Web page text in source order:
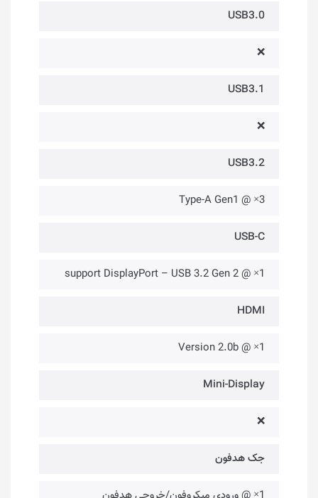
USB3.0
❌
USB3.1
❌
USB3.2
3× @ Type-A Gen1
USB-C
1× @ support DisplayPort – USB 3.2 Gen 2
HDMI
1× @ Version 2.0b
Mini-Display
❌
جک هدفون